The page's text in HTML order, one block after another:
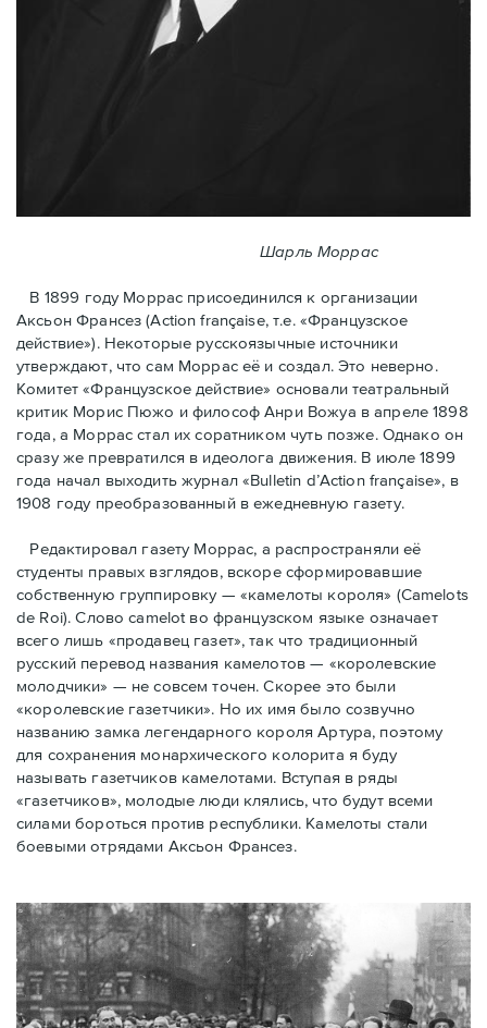
Шарль Моррас
В 1899 году Моррас присоединился к организации
Аксьон Франсез (Action française, т.е. «Французское
действие»). Некоторые русскоязычные источники
утверждают, что сам Моррас её и создал. Это неверно.
Комитет «Французское действие» основали театральный
критик Морис Пюжо и философ Анри Вожуа в апреле 1898
года, а Моррас стал их соратником чуть позже. Однако он
сразу же превратился в идеолога движения. В июле 1899
года начал выходить журнал «Bulletin d’Action française», в
1908 году преобразованный в ежедневную газету.
Редактировал газету Моррас, а распространяли её
студенты правых взглядов, вскоре сформировавшие
собственную группировку — «камелоты короля» (Camelots
de Roi). Слово camelot во французском языке означает
всего лишь «продавец газет», так что традиционный
русский перевод названия камелотов — «королевские
молодчики» — не совсем точен. Скорее это были
«королевские газетчики». Но их имя было созвучно
названию замка легендарного короля Артура, поэтому
для сохранения монархического колорита я буду
называть газетчиков камелотами. Вступая в ряды
«газетчиков», молодые люди клялись, что будут всеми
силами бороться против республики. Камелоты стали
боевыми отрядами Аксьон Франсез.